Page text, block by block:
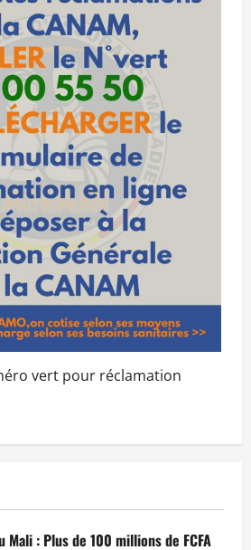
vert pour réclamation
Mali : Plus de 100 millions de FCFA